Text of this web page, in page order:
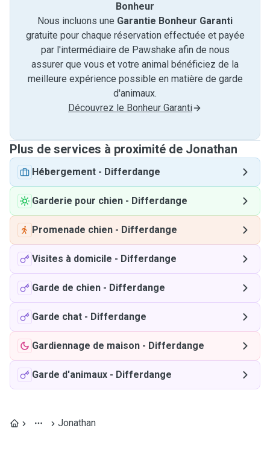
Bonheur
Nous incluons une Garantie Bonheur Garanti
gratuite pour chaque réservation effectuée et payée
par l'intermédiaire de Pawshake afin de nous
assurer que vous et votre animal bénéficiez de la
meilleure expérience possible en matière de garde
d'animaux.
Découvrez le Bonheur Garanti
Plus de services à proximité de Jonathan
Hébergement - Differdange
Garderie pour chien - Differdange
Promenade chien - Differdange
Visites à domicile - Differdange
Garde de chien - Differdange
Garde chat - Differdange
Gardiennage de maison - Differdange
Garde d'animaux - Differdange
Jonathan